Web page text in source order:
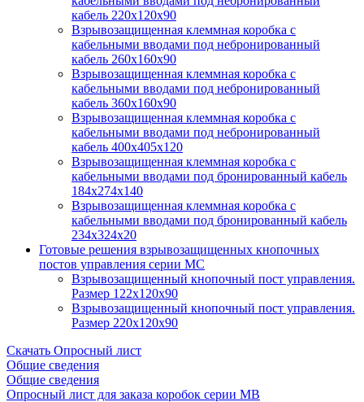
кабель 220х120х90
Взрывозащищенная клеммная коробка с
кабельными вводами под небронированный
кабель 260х160х90
Взрывозащищенная клеммная коробка с
кабельными вводами под небронированный
кабель 360х160х90
Взрывозащищенная клеммная коробка с
кабельными вводами под небронированный
кабель 400х405х120
Взрывозащищенная клеммная коробка с
кабельными вводами под бронированный кабель
184х274х140
Взрывозащищенная клеммная коробка с
кабельными вводами под бронированный кабель
234х324х20
Готовые решения взрывозащищенных кнопочных
постов управления серии MС
Взрывозащищенный кнопочный пост управления.
Размер 122х120х90
Взрывозащищенный кнопочный пост управления.
Размер 220х120х90
Cкачать Опросный лист
Общие сведения
Общие сведения
Опросный лист для заказа коробок серии МВ